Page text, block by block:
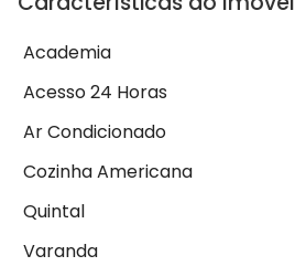
Academia
Acesso 24 Horas
Ar Condicionado
Cozinha Americana
Quintal
Varanda